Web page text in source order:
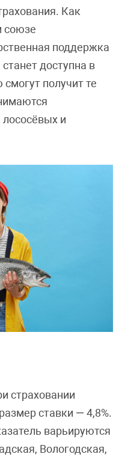
Как
союзе
поддержка
доступна в
получит те
и
страховании
ставки — 4,8%.
варьируются
Вологодская,